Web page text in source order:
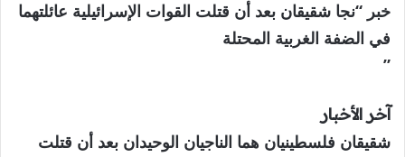
خبر “نجا شقيقان بعد أن قتلت القوات الإسرائيلية عائلتهما
في الضفة الغربية المحتلة
”
آخر الأخبار
شقيقان فلسطينيان هما الناجيان الوحيدان بعد أن قتلت